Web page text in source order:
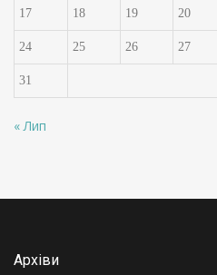
17 18 19 20
24 25 26 27
31
« Лип
Архіви